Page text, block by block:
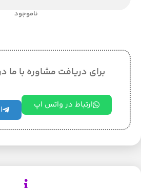
ناموجود
برای دریافت مشاوره با ما
ارتباط در واتس اپ